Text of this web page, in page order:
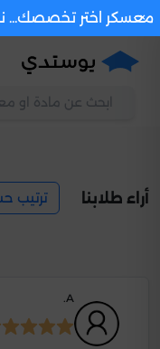
معسكر اختر تخصصك...
×
أراء طلابنا ترتيب حسب:
A.